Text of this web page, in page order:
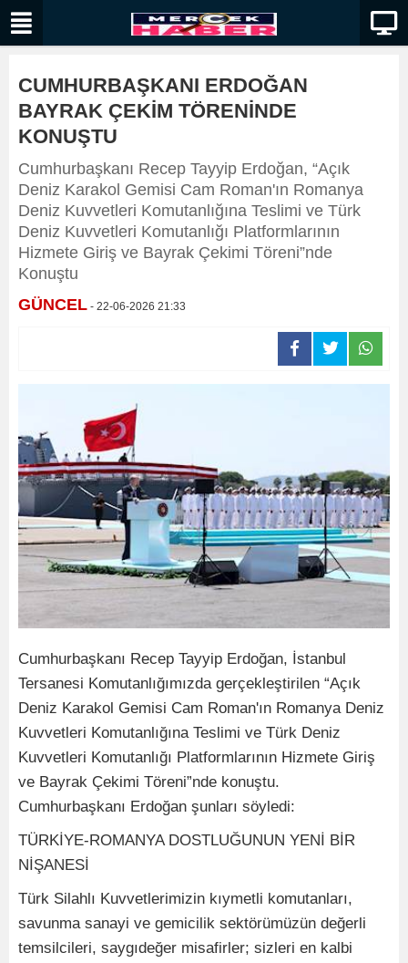
CUMHURBAŞKANI ERDOĞAN
BAYRAK ÇEKİM TÖRENİNDE
KONUŞTU
Cumhurbaşkanı Recep Tayyip Erdoğan, “Açık
Deniz Karakol Gemisi Cam Roman'ın Romanya
Deniz Kuvvetleri Komutanlığına Teslimi ve Türk
Deniz Kuvvetleri Komutanlığı Platformlarının
Hizmete Giriş ve Bayrak Çekimi Töreni”nde
Konuştu
GÜNCEL - 22-06-2026 21:33
Cumhurbaşkanı Recep Tayyip Erdoğan, İstanbul
Tersanesi Komutanlığımızda gerçekleştirilen “Açık
Deniz Karakol Gemisi Cam Roman'ın Romanya Deniz
Kuvvetleri Komutanlığına Teslimi ve Türk Deniz
Kuvvetleri Komutanlığı Platformlarının Hizmete Giriş
ve Bayrak Çekimi Töreni”nde konuştu.
Cumhurbaşkanı Erdoğan şunları söyledi:
TÜRKİYE-ROMANYA DOSTLUĞUNUN YENİ BİR
NİŞANESİ
Türk Silahlı Kuvvetlerimizin kıymetli komutanları,
savunma sanayi ve gemicilik sektörümüzün değerli
temsilcileri, saygıdeğer misafirler; sizleri en kalbi